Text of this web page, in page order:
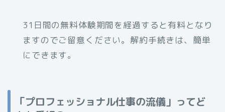
31日間の無料体験期間を経過すると有料となり
ますのでご留意ください。解約手続きは、簡単
にできます。
「プロフェッショナル仕事の流儀」ってど